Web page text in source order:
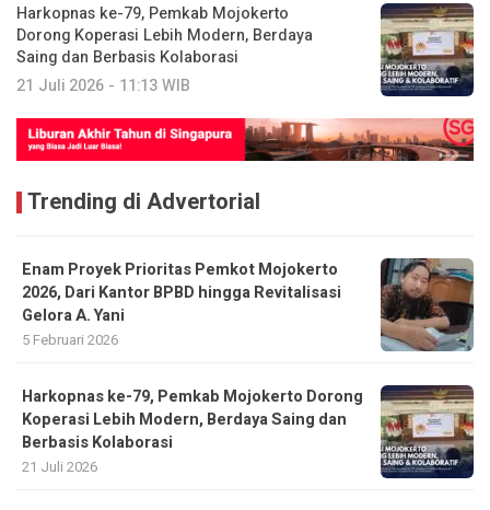
Harkopnas ke-79, Pemkab Mojokerto
Dorong Koperasi Lebih Modern, Berdaya
Saing dan Berbasis Kolaborasi
21 Juli 2026 - 11:13 WIB
Trending di Advertorial
Enam Proyek Prioritas Pemkot Mojokerto
2026, Dari Kantor BPBD hingga Revitalisasi
Gelora A. Yani
5 Februari 2026
Harkopnas ke-79, Pemkab Mojokerto Dorong
Koperasi Lebih Modern, Berdaya Saing dan
Berbasis Kolaborasi
21 Juli 2026